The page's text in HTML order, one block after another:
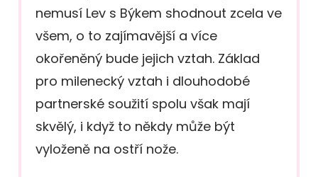
nemusí Lev s Býkem shodnout zcela ve
všem, o to zajímavější a více
okořeněný bude jejich vztah. Základ
pro milenecký vztah i dlouhodobé
partnerské soužití spolu však mají
skvělý, i když to někdy může být
vyloženě na ostří nože.